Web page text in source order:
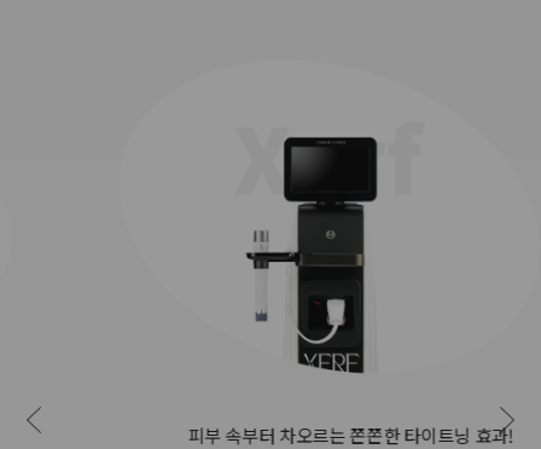
피부 속부터 차오르는 쫀쫀한 타이트닝 효과!